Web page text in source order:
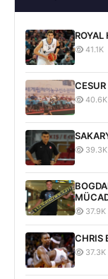
41.1K
40.6K
39.3K
37.9K
CHRIS
37.3K